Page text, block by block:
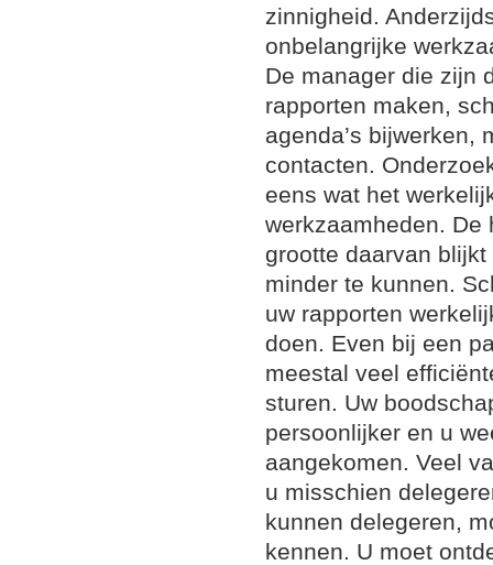
zinnigheid.
onbelangrijke
De manager die zijn
rapporten maken,
agenda’s bijwerken,
contacten.
eens wat het
werkzaamheden. De
grootte daarvan
minder te kunnen.
uw rapporten
doen. Even bij een
meestal veel
sturen. Uw
persoonlijker en u
aangekomen. Veel
u misschien
kunnen delegeren,
kennen. U moet